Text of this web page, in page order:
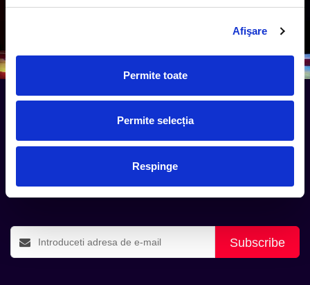
Afişare
Permite toate
Permite selecția
Respinge
Tot ce te intereseaza, direct in
inbox.
Subscribe